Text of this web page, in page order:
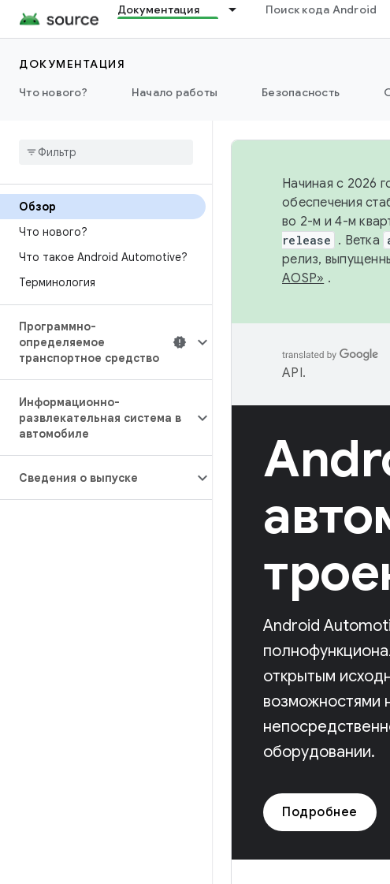
Документация Поиск кода Android
ДОКУМЕНТАЦИЯ
Что нового?
Начало работы Безопасность
Обзор
Что нового?
Что такое Android Automotive?
Терминология
Программно-
определяемое
транспортное средство
Информационно-
развлекательная система в
автомобиле
Сведения о выпуске
Начиная с 2026
обеспечения
во 2-м и 4-м
release . Ветка
релиз,
AOSP» .
API.
Android
открытым
возможностями
оборудовании.
Подробнее